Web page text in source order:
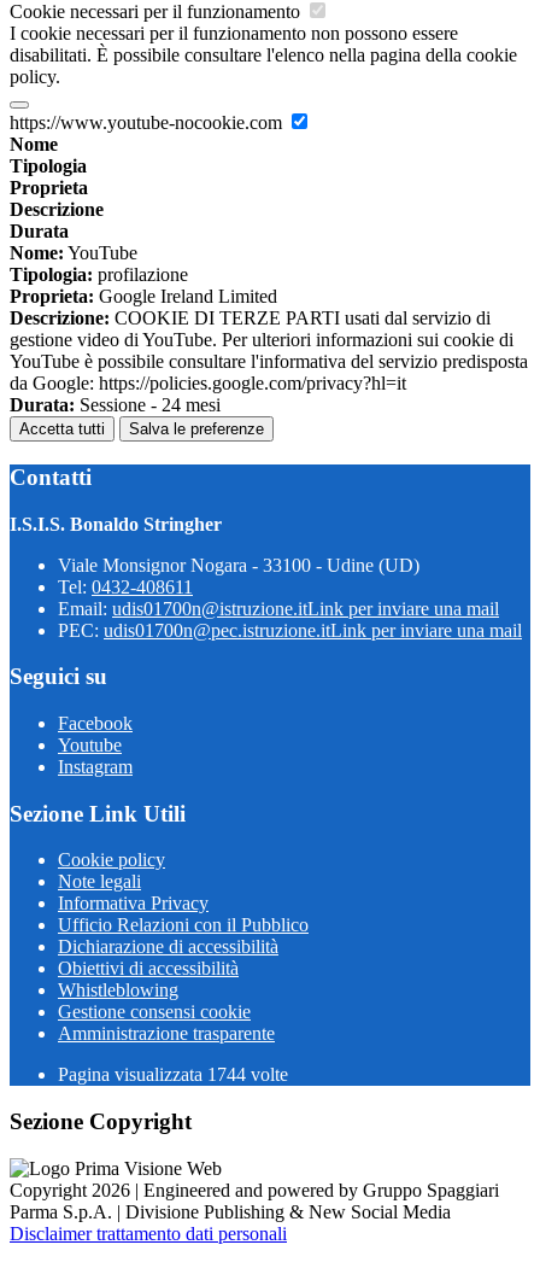
Cookie necessari per il funzionamento
I cookie necessari per il funzionamento non possono essere
disabilitati. È possibile consultare l'elenco nella pagina della cookie
policy.
https://www.youtube-nocookie.com
Nome
Tipologia
Proprieta
Descrizione
Durata
Nome: YouTube
Tipologia: profilazione
Proprieta: Google Ireland Limited
Descrizione: COOKIE DI TERZE PARTI usati dal servizio di
gestione video di YouTube. Per ulteriori informazioni sui cookie di
YouTube è possibile consultare l'informativa del servizio predisposta
da Google: https://policies.google.com/privacy?hl=it
Durata: Sessione - 24 mesi
Accetta tutti Salva le preferenze
Contatti
I.S.I.S. Bonaldo Stringher
Viale Monsignor Nogara - 33100 - Udine (UD)
Tel: 0432-408611
Email: udis01700n@istruzione.itLink per inviare una mail
PEC: udis01700n@pec.istruzione.itLink per inviare una mail
Seguici su
Facebook
Youtube
Instagram
Sezione Link Utili
Cookie policy
Note legali
Informativa Privacy
Ufficio Relazioni con il Pubblico
Dichiarazione di accessibilità
Obiettivi di accessibilità
Whistleblowing
Gestione consensi cookie
Amministrazione trasparente
Pagina visualizzata 1744 volte
Sezione Copyright
Copyright 2026 | Engineered and powered by Gruppo Spaggiari
Parma S.p.A. | Divisione Publishing & New Social Media
Disclaimer trattamento dati personali